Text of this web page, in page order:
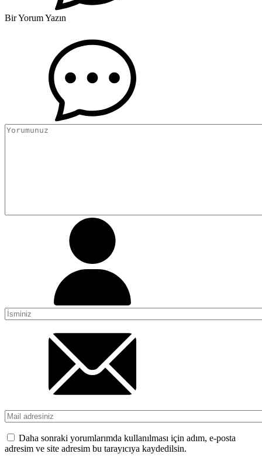
Bir Yorum Yazın
Daha sonraki yorumlarımda kullanılması için adım, e-posta
adresim ve site adresim bu tarayıcıya kaydedilsin.